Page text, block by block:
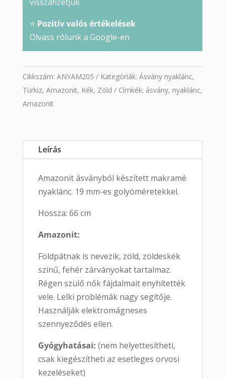
visszafizetjük
⭐ Pozitív valós értékelések
Olvass rólunk a Google-en
Cikkszám: ANYAM205 Kategóriák: Ásvány nyaklánc,
Türkiz, Amazonit, Kék, Zöld Címkék: ásvány, nyaklánc,
Amazonit
Leírás
Amazonit ásványból készített makramé
nyaklánc. 19 mm-es golyóméretekkel.
Hossza: 66 cm
Amazonit:
Földpátnak is nevezik, zöld, zöldeskék
színű, fehér zárványokat tartalmaz.
Régen szülő nők fájdalmait enyhítették
vele. Lelki problémák nagy segítője.
Használják elektromágneses
szennyeződés ellen.
Gyógyhatásai: (nem helyettesítheti,
csak kiegészítheti az esetleges orvosi
kezeléseket)